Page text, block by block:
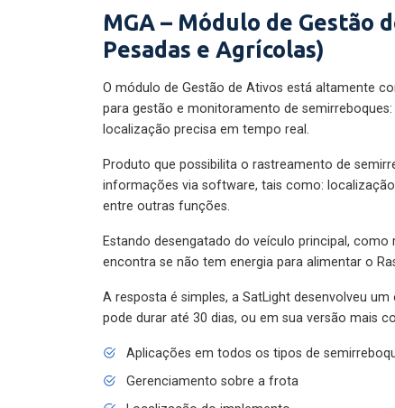
MGA – Módulo de Gestão
Pesadas e Agrícolas)
O módulo de Gestão de Ativos está altamente
para gestão e monitoramento de
localização precisa em tempo real.
Produto que possibilita o rastreamento de
informações via software, tais como:
entre outras funções.
Estando desengatado do veículo principal, como
encontra se não tem energia para alimentar o
A resposta é simples, a SatLight desenvolveu
pode durar até 30 dias, ou em sua versão mais
Aplicações em todos os tipos de
Gerenciamento sobre a frota
Localização do implemento